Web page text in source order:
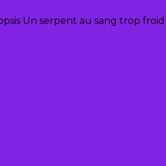
Un serpent au sang trop